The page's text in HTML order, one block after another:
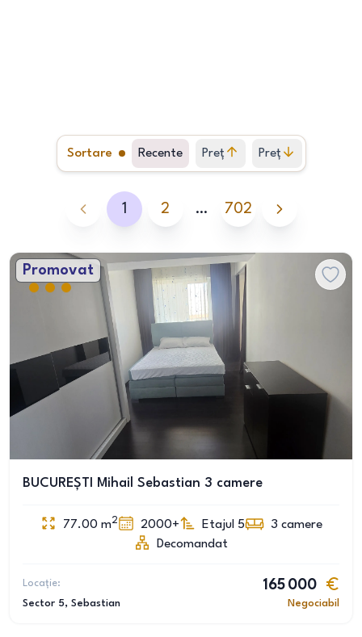
Sortare Recente Preț
crescător
Preț
descrescător
1 2 … 702
Promovat
BUCUREȘTI Mihail Sebastian 3 camere
77.00 m2 2000+ Etajul 5 3 camere
Decomandat
Locație:
Sector 5, Sebastian
165 000
Negociabil